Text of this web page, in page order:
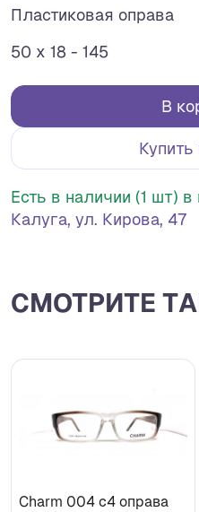
Пластиковая оправа
50 x 18 - 145
В
Купить
Есть в наличии (1 шт)
Калуга, ул. Кирова, 47
СМОТРИТЕ
Charm 004 с4 оправа